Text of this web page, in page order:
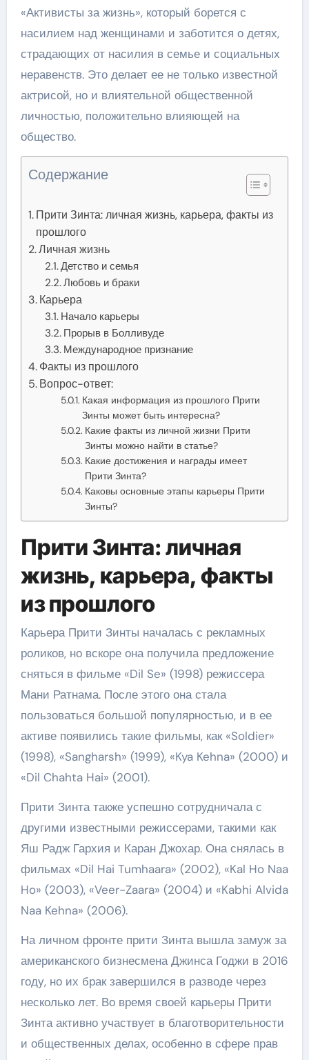
«Активисты за жизнь», который борется с
насилием над женщинами и заботится о детях,
страдающих от насилия в семье и социальных
неравенств. Это делает ее не только известной
актрисой, но и влиятельной общественной
личностью, положительно влияющей на
общество.
Содержание
Прити Зинта: личная жизнь, карьера, факты из
прошлого
Личная жизнь
Детство и семья
Любовь и браки
Карьера
Начало карьеры
Прорыв в Болливуде
Международное признание
Факты из прошлого
Вопрос-ответ:
Какая информация из прошлого Прити
Зинты может быть интересна?
Какие факты из личной жизни Прити
Зинты можно найти в статье?
Какие достижения и награды имеет
Прити Зинта?
Каковы основные этапы карьеры Прити
Зинты?
Прити Зинта: личная
жизнь, карьера, факты
из прошлого
Карьера Прити Зинты началась с рекламных
роликов, но вскоре она получила предложение
сняться в фильме «Dil Se» (1998) режиссера
Мани Ратнама. После этого она стала
пользоваться большой популярностью, и в ее
активе появились такие фильмы, как «Soldier»
(1998), «Sangharsh» (1999), «Kya Kehna» (2000) и
«Dil Chahta Hai» (2001).
Прити Зинта также успешно сотрудничала с
другими известными режиссерами, такими как
Яш Радж Гархия и Каран Джохар. Она снялась в
фильмах «Dil Hai Tumhaara» (2002), «Kal Ho Naa
Ho» (2003), «Veer-Zaara» (2004) и «Kabhi Alvida
Naa Kehna» (2006).
На личном фронте прити Зинта вышла замуж за
американского бизнесмена Джинса Годжи в 2016
году, но их брак завершился в разводе через
несколько лет. Во время своей карьеры Прити
Зинта активно участвует в благотворительности
и общественных делах, особенно в сфере прав